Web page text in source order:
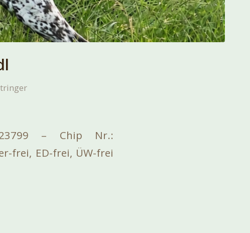
23799 – Chip Nr.:
frei, ED-frei, ÜW-frei